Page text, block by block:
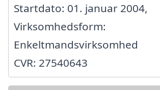
Startdato: 01. januar 2004,
Virksomhedsform:
Enkeltmandsvirksomhed
CVR: 27540643